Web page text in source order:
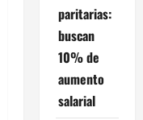
paritarias:
buscan
10% de
aumento
salarial